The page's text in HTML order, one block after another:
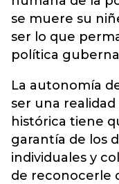
se muere su
ser lo que
política
La autonomía
ser una
histórica tiene
garantía de los
individuales y
de reconocerle